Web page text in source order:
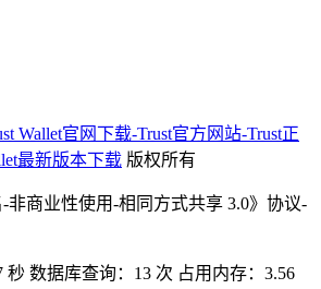
Wallet官网下载-Trust官方网站-Trust正
最新版本下载 版权所有
非商业性使用-相同方式共享 3.0》协议-
秒 数据库查询：13 次 占用内存：3.56